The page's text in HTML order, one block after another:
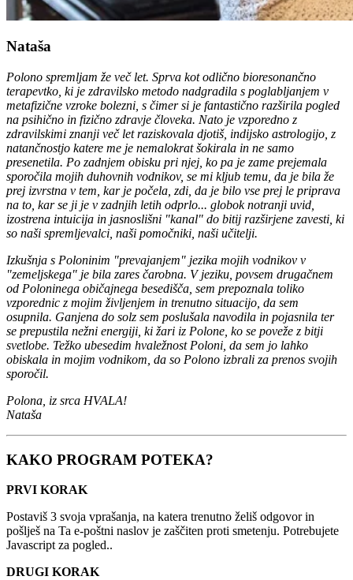
Nataša
Polono spremljam že več let. Sprva kot odlično bioresonančno
terapevtko, ki je zdravilsko metodo nadgradila s poglabljanjem v
metafizične vzroke bolezni, s čimer si je fantastično razširila pogled
na psihično in fizično zdravje človeka. Nato je vzporedno z
zdravilskimi znanji več let raziskovala djotiš, indijsko astrologijo, z
natančnostjo katere me je nemalokrat šokirala in ne samo
presenetila. Po zadnjem obisku pri njej, ko pa je zame prejemala
sporočila mojih duhovnih vodnikov, se mi kljub temu, da je bila že
prej izvrstna v tem, kar je počela, zdi, da je bilo vse prej le priprava
na to, kar se ji je v zadnjih letih odprlo... globok notranji uvid,
izostrena intuicija in jasnoslišni "kanal" do bitij razširjene zavesti, ki
so naši spremljevalci, naši pomočniki, naši učitelji.
Izkušnja s Poloninim "prevajanjem" jezika mojih vodnikov v
"zemeljskega" je bila zares čarobna. V jeziku, povsem drugačnem
od Poloninega običajnega besedišča, sem prepoznala toliko
vzporednic z mojim življenjem in trenutno situacijo, da sem
osupnila. Ganjena do solz sem poslušala navodila in pojasnila ter
se prepustila nežni energiji, ki žari iz Polone, ko se poveže z bitji
svetlobe. Težko ubesedim hvaležnost Poloni, da sem jo lahko
obiskala in mojim vodnikom, da so Polono izbrali za prenos svojih
sporočil.
Polona, iz srca HVALA!
Nataša
KAKO PROGRAM POTEKA?
PRVI KORAK
Postaviš 3 svoja vprašanja, na katera trenutno želiš odgovor in
pošlješ na Ta e-poštni naslov je zaščiten proti smetenju. Potrebujete
Javascript za pogled..
DRUGI KORAK